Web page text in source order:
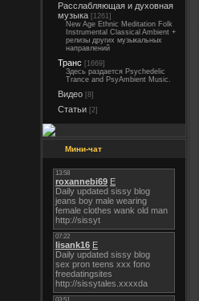
Расслабляющая и духовная
музыка [1261]
New Age Ethnic Meditation Folk
Instrumental Classical Ambient +
релизы других музыкальных
направлений
Транс [1669]
Здесь раздается Psychedelic
Trance and PsyAmbient Music.
Видео [8]
Статьи [2]
Мини-чат